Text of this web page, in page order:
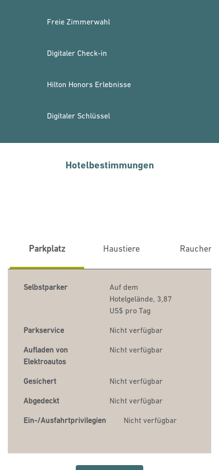
Freie Zimmerwahl
Digitaler Check-in
Hilton Honors Erlebnisse
Digitaler Schlüssel
Hotelbestimmungen
Parkplatz Haustiere Raucher
Selbstparker
Auf dem
Hotelgelände, 3,87
US$ pro Tag
Parkservice Nicht verfügbar
Aufladen von
Elektroautos
Nicht verfügbar
Gesichert Nicht verfügbar
Abgedeckt Nicht verfügbar
Ein-/Ausfahrtprivilegien Nicht verfügbar